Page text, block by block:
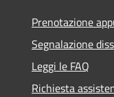
Prenotazione
Segnalazione
Leggi le FAQ
Richiesta